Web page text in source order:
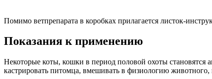
Помимо ветпрепарата в коробках прилагается листок-
Показания к применению
Некоторые коты, кошки в период половой охоты становятся
кастрировать питомца, вмешивать в физиологию